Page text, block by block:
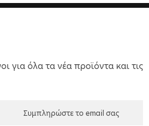
για όλα τα νέα προϊόντα και τις